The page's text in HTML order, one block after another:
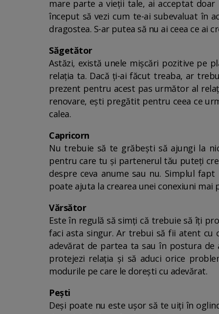
mare parte a vieții tale, ai acceptat doar
început să vezi cum te-ai subevaluat în
dragostea. S-ar putea să nu ai ceea ce ai
Săgetător
Astăzi, există unele mișcări pozitive pe
relația ta. Dacă ți-ai făcut treaba, ar
prezent pentru acest pas următor al
renovare, ești pregătit pentru ceea ce
calea.
Capricorn
Nu trebuie să te grăbești să ajungi la
pentru care tu și partenerul tău puteți
despre ceva anume sau nu. Simplul
poate ajuta la crearea unei conexiuni
Vărsător
Este în regulă să simți că trebuie să îți
faci asta singur. Ar trebui să fii atent cu
adevărat de partea ta sau în postura
protejezi relația și să aduci orice
modurile pe care le dorești cu adevărat.
Pești
Deși poate nu este ușor să te uiți în